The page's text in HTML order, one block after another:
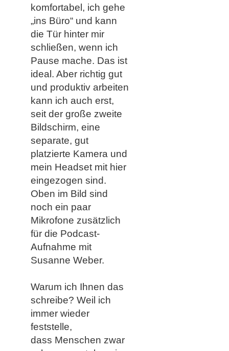
komfortabel, ich gehe
„ins Büro“ und kann
die Tür hinter mir
schließen, wenn ich
Pause mache. Das ist
ideal. Aber richtig gut
und produktiv arbeiten
kann ich auch erst,
seit der große zweite
Bildschirm, eine
separate, gut
platzierte Kamera und
mein Headset mit hier
eingezogen sind.
Oben im Bild sind
noch ein paar
Mikrofone zusätzlich
für die Podcast-
Aufnahme mit
Susanne Weber.
Warum ich Ihnen das
schreibe? Weil ich
immer wieder
feststelle,
dass Menschen zwar